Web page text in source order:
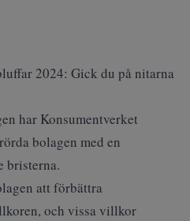
2024: Gick du på nitarna
har Konsumentverket
bolagen med en
bristerna.
att förbättra
och vissa villkor